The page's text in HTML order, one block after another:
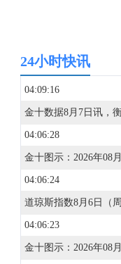
24小时快讯
04:09:16
04:06:28
04:06:24
04:06:23